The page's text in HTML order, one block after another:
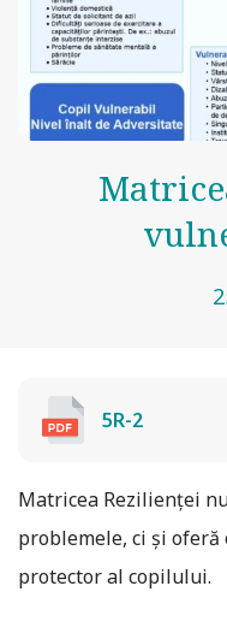
5R-2
Matricea Rezilienței
problemele, ci și
protector al copilului.